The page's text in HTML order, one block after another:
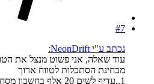
#7
נכתב ע"י NeonDrift:
עוד שאלה, אני פשוט מנצל את
מבחינת הסתכלות לטווח ארוך